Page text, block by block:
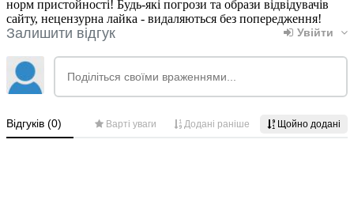
норм пристойності! Будь-які погрози та образи відвідувачів
сайту, нецензурна лайка - видаляються без попередження!